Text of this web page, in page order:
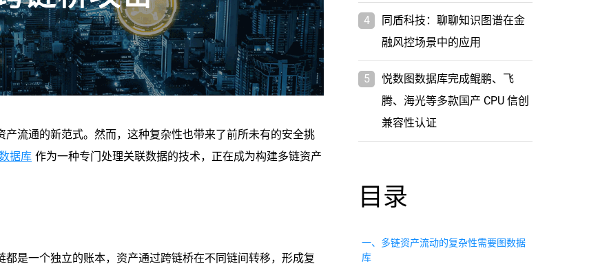
流通的新范式。然而，这种复杂性也带来了前所未有的安全挑
据库 作为一种专门处理关联数据的技术，正在成为构建多链资产
是一个独立的账本，资产通过跨链桥在不同链间转移，形成复
4
同盾科技：聊聊知识图谱在金
融风控场景中的应用
5
悦数图数据库完成鲲鹏、飞
腾、海光等多款国产 CPU 信创
兼容性认证
目录
一、多链资产流动的复杂性需要图数据
库